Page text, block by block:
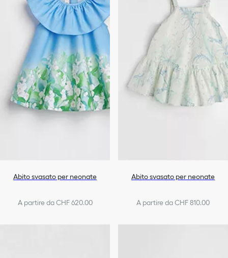
Abito svasato per neonate
A partire da CHF 620.00
Abito svasato per neonate
A partire da CHF 810.00